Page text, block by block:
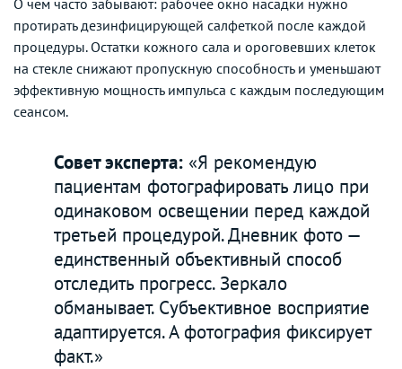
протирать дезинфицирующей салфеткой после каждой
процедуры. Остатки кожного сала и ороговевших клеток
на стекле снижают пропускную способность и уменьшают
эффективную мощность импульса с каждым последующим
сеансом.
Совет эксперта: «Я рекомендую
пациентам фотографировать лицо при
одинаковом освещении перед каждой
третьей процедурой. Дневник фото —
единственный объективный способ
отследить прогресс. Зеркало
обманывает. Субъективное восприятие
адаптируется. А фотография фиксирует
факт.»